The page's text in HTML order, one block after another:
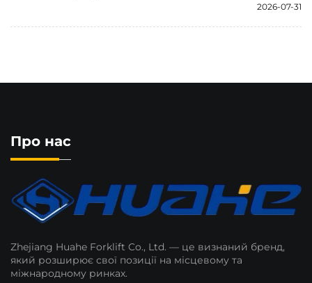
2026-07-31
Про нас
Zhejiang Huahe Forklift Co., Ltd. — це визнаний бренд,
який розширює свої позиції на місцевому та
міжнародному ринках.